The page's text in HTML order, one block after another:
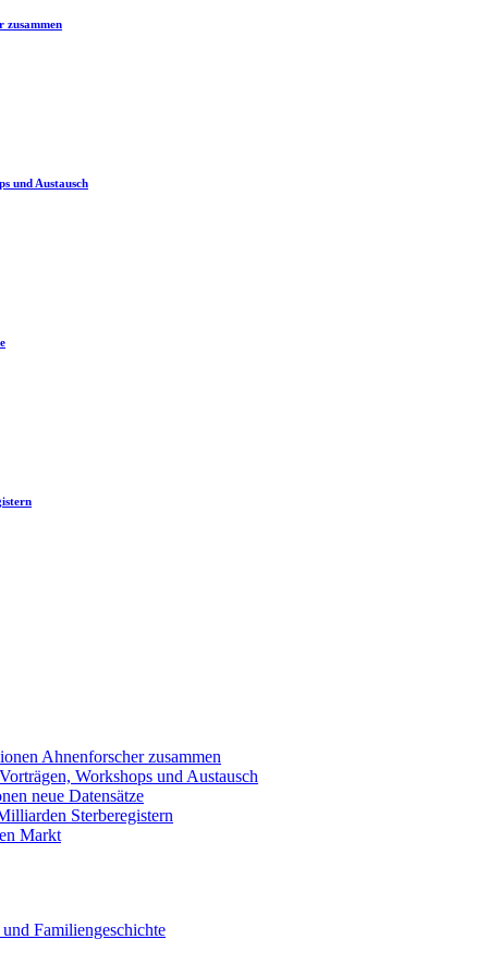
zusammen
und Austausch
Ahnenforscher zusammen
Workshops und Austausch
neue Datensätze
Sterberegistern
Markt
Familiengeschichte